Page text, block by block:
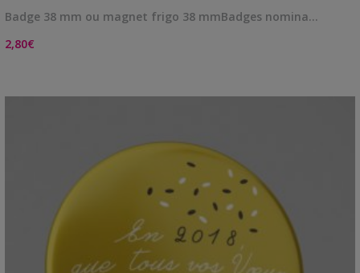
Badge 38 mm ou magnet frigo 38 mmBadges nomina…
2,80€